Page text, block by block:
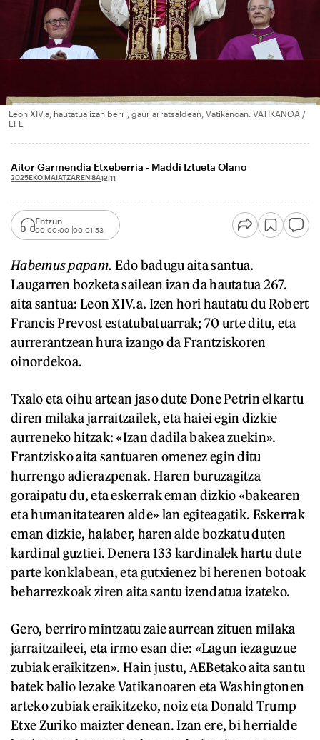
Leon XIV.a, hautatua izan berri, gaur arratsaldean, Vatikanoan. VATIKANOA /
EFE
Aitor Garmendia Etxeberria - Maddi Iztueta Olano
2025EKO MAIATZAREN 8A12:11
Entzun
00:00:00 00:01:53
Habemus papam. Edo badugu aita santua.
Laugarren bozketa sailean izan da hautatua 267.
aita santua: Leon XIV.a. Izen hori hautatu du Robert
Francis Prevost estatubatuarrak; 70 urte ditu, eta
aurrerantzean hura izango da Frantziskoren
oinordekoa.
Txalo eta oihu artean jaso dute Done Petrin elkartu
diren milaka jarraitzailek, eta haiei egin dizkie
aurreneko hitzak: «Izan dadila bakea zuekin».
Frantzisko aita santuaren omenez egin ditu
hurrengo adierazpenak. Haren buruzagitza
goraipatu du, eta eskerrak eman dizkio «bakearen
eta humanitatearen alde» lan egiteagatik. Eskerrak
eman dizkie, halaber, haren alde bozkatu duten
kardinal guztiei. Denera 133 kardinalek hartu dute
parte konklabean, eta gutxienez bi herenen botoak
beharrezkoak ziren aita santu izendatua izateko.
Gero, berriro mintzatu zaie aurrean zituen milaka
jarraitzaileei, eta irmo esan die: «Lagun iezaguzue
zubiak eraikitzen». Hain justu, AEBetako aita santu
batek balio lezake Vatikanoaren eta Washingtonen
arteko zubiak eraikitzeko, noiz eta Donald Trump
Etxe Zuriko maizter denean. Izan ere, bi herrialde